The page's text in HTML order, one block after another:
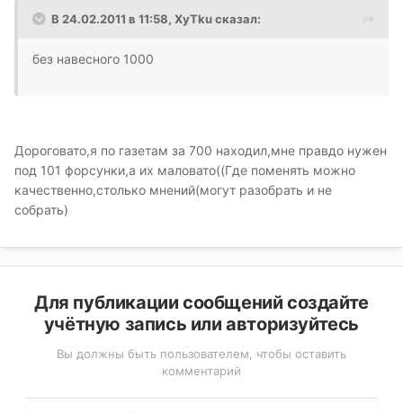
В 24.02.2011 в 11:58, XyTku сказал:
без навесного 1000
Дороговато,я по газетам за 700 находил,мне правдо нужен
под 101 форсунки,а их маловато((Где поменять можно
качественно,столько мнений(могут разобрать и не
собрать)
Для публикации сообщений создайте
учётную запись или авторизуйтесь
Вы должны быть пользователем, чтобы оставить
комментарий